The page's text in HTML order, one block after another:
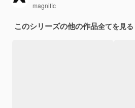
magnific
このシリーズの他の作品全てを見る